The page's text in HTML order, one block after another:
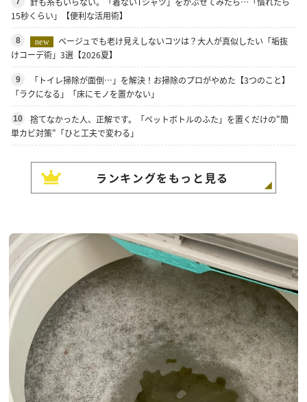
15秒くらい」【便利な活用術】
8 new
ベージュでも老け見えしないコツは？大人が真似したい「垢抜
けコーデ術」3選【2026夏】
9
「トイレ掃除が面倒…」を解決！お掃除のプロがやめた【3つのこと】
「ラクになる」「床にモノを置かない」
10
捨てなかった人、正解です。「ペットボトルのふた」を置くだけの"簡
単カビ対策"「ひと工夫で変わる」
ランキングをもっと見る